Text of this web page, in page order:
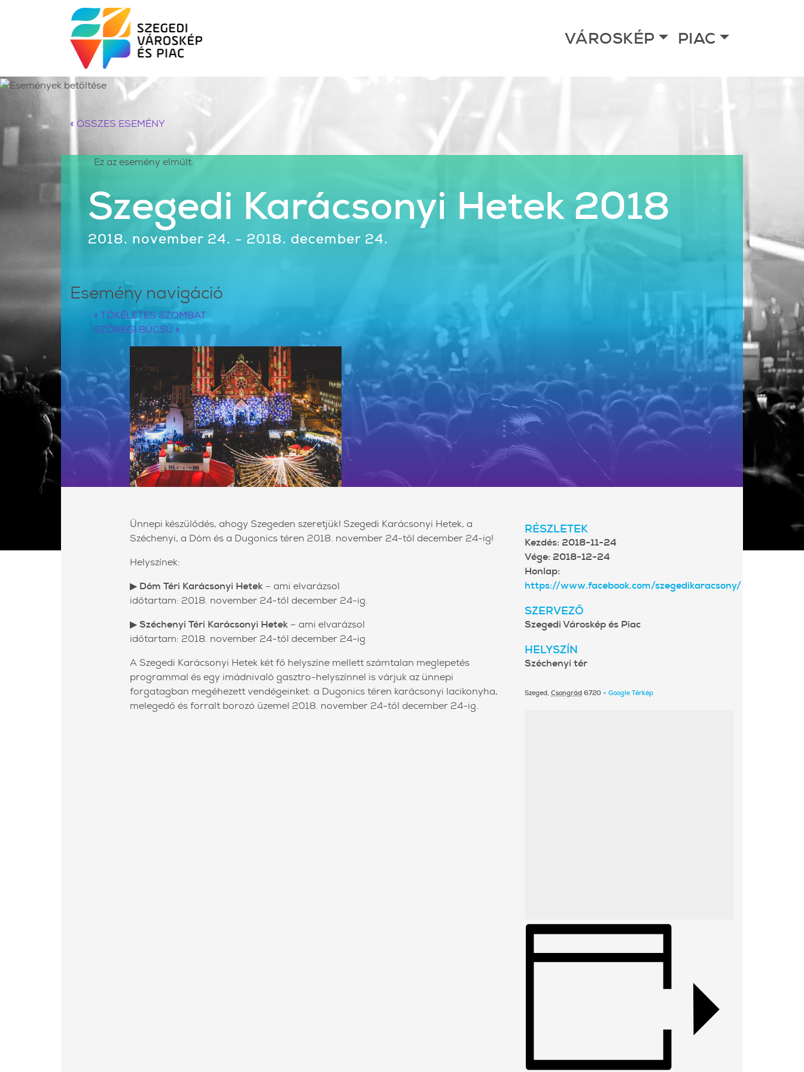
VÁROSKÉP PIAC
« ÖSSZES ESEMÉNY
Ez az esemény elmúlt.
Szegedi Karácsonyi Hetek 2018
2018. november 24. - 2018. december 24.
Esemény navigáció
« TÖKÉLETES SZOMBAT
SZŐREGI BÚCSÚ »
Ünnepi készülődés, ahogy Szegeden szeretjük! Szegedi Karácsonyi Hetek, a
Széchenyi, a Dóm és a Dugonics téren 2018. november 24-től december 24-ig!
Helyszínek:
▶ Dóm Téri Karácsonyi Hetek – ami elvarázsol
időtartam: 2018. november 24-től december 24-ig.
▶Széchenyi Téri Karácsonyi Hetek – ami elvarázsol
időtartam: 2018. november 24-től december 24-ig
A Szegedi Karácsonyi Hetek két fő helyszíne mellett számtalan meglepetés
programmal és egy imádnivaló gasztro-helyszínnel is várjuk az ünnepi
forgatagban megéhezett vendégeinket: a Dugonics téren karácsonyi lacikonyha,
melegedő és forralt borozó üzemel 2018. november 24-től december 24-ig.
RÉSZLETEK
Kezdés: 2018-11-24
Vége: 2018-12-24
Honlap:
https://www.facebook.com/szegedikaracsony/
SZERVEZŐ
Szegedi Városkép és Piac
HELYSZÍN
Széchenyi tér
Szeged, Csongrád 6720 + Google Térkép